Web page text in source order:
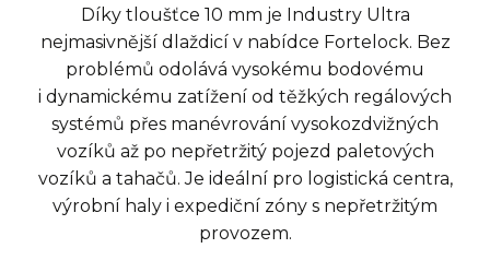
Díky tloušťce 10 mm je Industry Ultra
nejmasivnější dlaždicí v nabídce Fortelock. Bez
problémů odolává vysokému bodovému
i dynamickému zatížení od těžkých regálových
systémů přes manévrování vysokozdvižných
vozíků až po nepřetržitý pojezd paletových
vozíků a tahačů. Je ideální pro logistická centra,
výrobní haly i expediční zóny s nepřetržitým
provozem.